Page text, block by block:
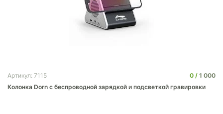
Артикул: 7115 0
1 000
Колонка Dorn с беспроводной зарядкой и подсветкой гравировки